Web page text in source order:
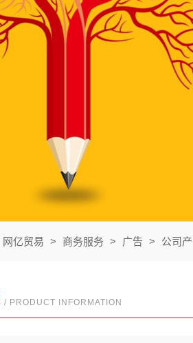
网亿贸易 > 商务服务 > 广告 > 公司
/ PRODUCT INFORMATION